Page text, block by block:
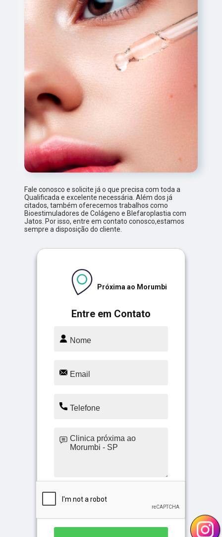
Fale conosco e solicite já o que precisa com toda a
Qualificada e excelente necessária. Além dos já
citados, também oferecemos trabalhos como
Bioestimuladores de Colágeno e Blefaroplastia com
Jatos. Por isso, entre em contato conosco,estamos
sempre a disposição do cliente.
Entre em Contato
Próxima ao Morumbi